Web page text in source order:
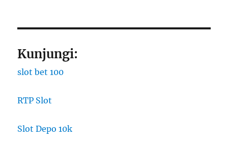
Kunjungi:
slot bet 100
RTP Slot
Slot Depo 10k